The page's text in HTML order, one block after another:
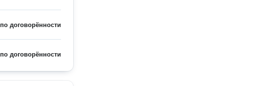
по договорённости
по договорённости